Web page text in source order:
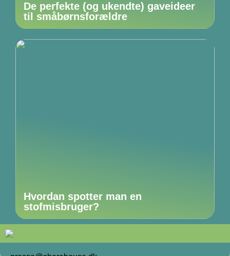
De perfekte (og ukendte) gaveideer
til småbørnsforældre
Hvordan spotter man en
stofmisbruger?